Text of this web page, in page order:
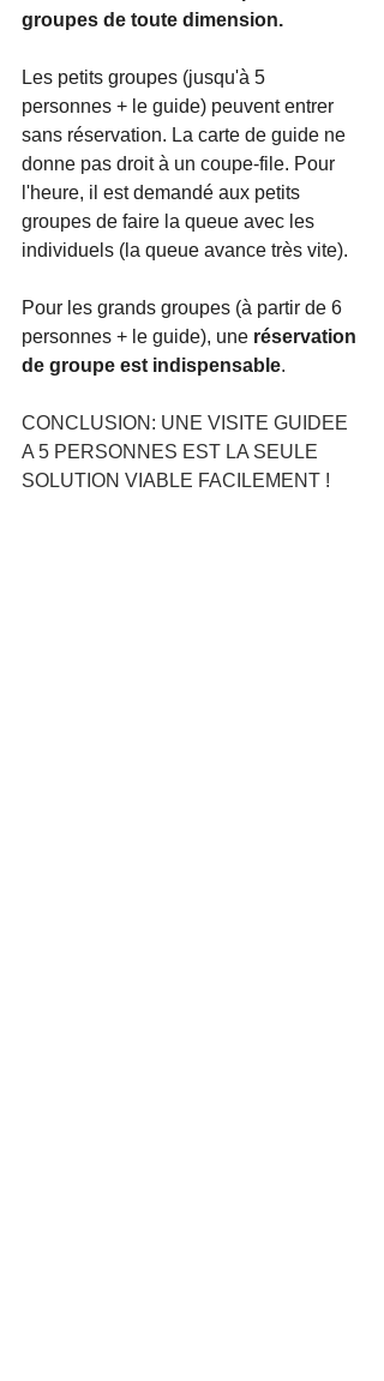
groupes de toute dimension.
Les petits groupes (jusqu'à 5
personnes + le guide) peuvent entrer
sans réservation. La carte de guide ne
donne pas droit à un coupe-file. Pour
l'heure, il est demandé aux petits
groupes de faire la queue avec les
individuels (la queue avance très vite).
Pour les grands groupes (à partir de 6
personnes + le guide), une réservation
de groupe est indispensable.
CONCLUSION: UNE VISITE GUIDEE
A 5 PERSONNES EST LA SEULE
SOLUTION VIABLE FACILEMENT !